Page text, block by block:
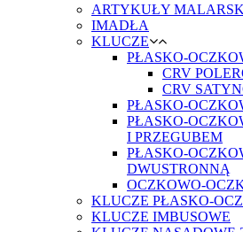
ARTYKUŁY
IMADŁA
KLUCZE
PŁASKO-
CRV
CRV
PŁASKO-
PŁASKO-
I PRZEGUBEM
PŁASKO-
DWUSTRONNĄ
OCZKOWO-
KLUCZE PŁASKO-
KLUCZE IMBUSOWE